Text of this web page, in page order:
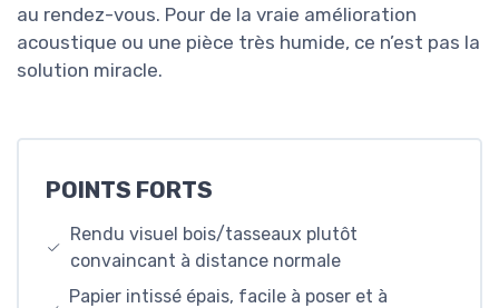
au rendez-vous. Pour de la vraie amélioration
acoustique ou une pièce très humide, ce n’est pas la
solution miracle.
POINTS FORTS
Rendu visuel bois/tasseaux plutôt
convaincant à distance normale
Papier intissé épais, facile à poser et à